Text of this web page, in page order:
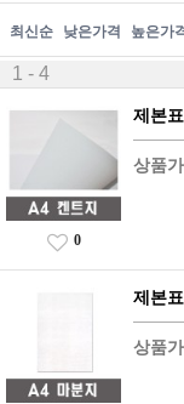
최신순 낮은가격 높은가
1 - 4
제본
상품
0
제본
상품